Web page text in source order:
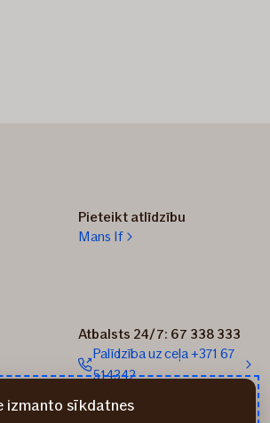
Pieteikt atlīdzību
Mans If
Atbalsts 24/7: 67 338 333
Palīdzība uz ceļa +371 67
514342
Sūtīt e-pastu: info@if.lv
izmanto sīkdatnes